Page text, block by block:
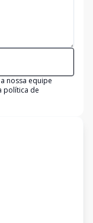
nossa equipe
política de